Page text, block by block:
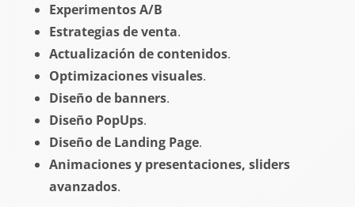
Experimentos A/B
Estrategias de venta.
Actualización de contenidos.
Optimizaciones visuales.
Diseño de banners.
Diseño PopUps.
Diseño de Landing Page.
Animaciones y presentaciones, sliders
avanzados.